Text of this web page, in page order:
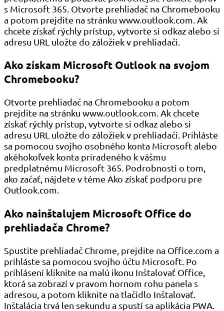
s Microsoft 365. Otvorte prehliadač na Chromebooku
a potom prejdite na stránku www.outlook.com. Ak
chcete získať rýchly prístup, vytvorte si odkaz alebo si
adresu URL uložte do záložiek v prehliadači.
Ako získam Microsoft Outlook na svojom
Chromebooku?
Otvorte prehliadač na Chromebooku a potom
prejdite na stránku www.outlook.com. Ak chcete
získať rýchly prístup, vytvorte si odkaz alebo si
adresu URL uložte do záložiek v prehliadači. Prihláste
sa pomocou svojho osobného konta Microsoft alebo
akéhokoľvek konta priradeného k vášmu
predplatnému Microsoft 365. Podrobnosti o tom,
ako začať, nájdete v téme Ako získať podporu pre
Outlook.com.
Ako nainštalujem Microsoft Office do
prehliadača Chrome?
Spustite prehliadač Chrome, prejdite na Office.com a
prihláste sa pomocou svojho účtu Microsoft. Po
prihlásení kliknite na malú ikonu Inštalovať Office,
ktorá sa zobrazí v pravom hornom rohu panela s
adresou, a potom kliknite na tlačidlo Inštalovať.
Inštalácia trvá len sekundu a spustí sa aplikácia PWA.